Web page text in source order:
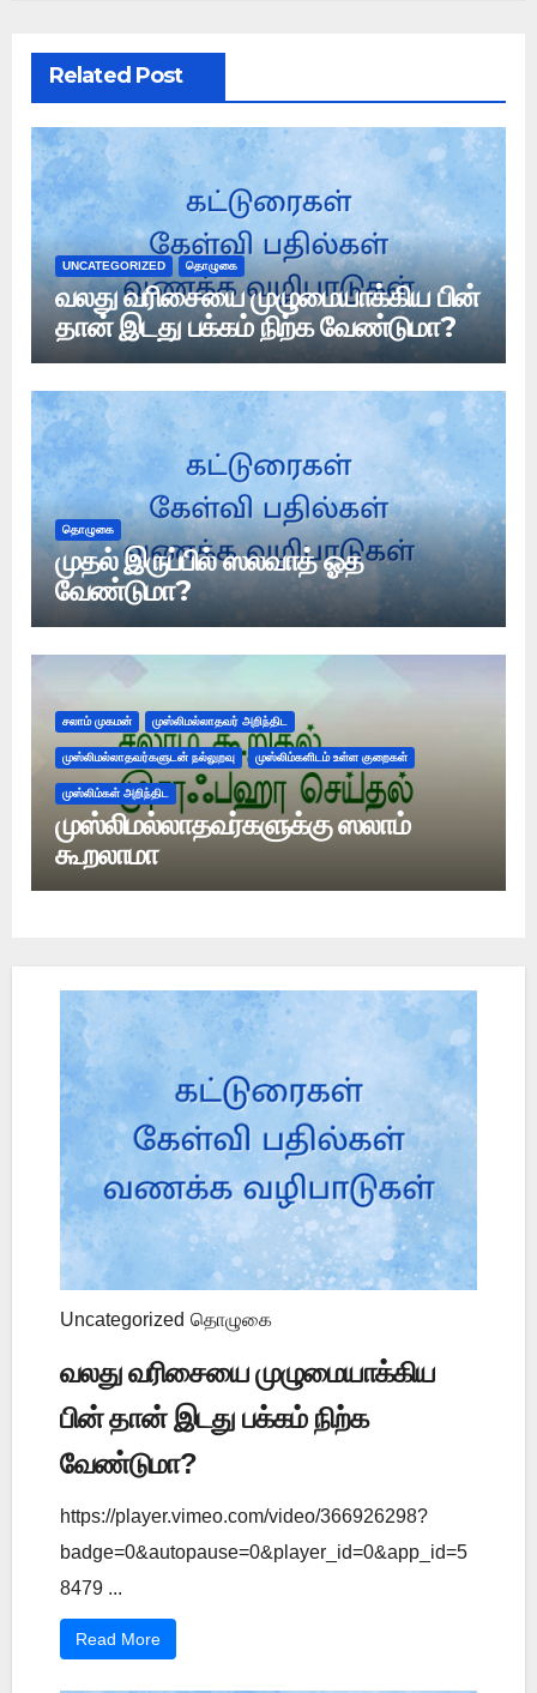
Related Post
UNCATEGORIZED தொழுகை
வலது வரிசையை முழுமையாக்கிய பின்
தான் இடது பக்கம் நிற்க வேண்டுமா?
தொழுகை
முதல் இருப்பில் ஸலவாத் ஓத
வேண்டுமா?
சலாம் முகமன் முஸ்லிமல்லாதவர் அறிந்திட
முஸ்லிமல்லாதவர்களுடன் நல்லுறவு முஸ்லிம்களிடம் உள்ள குறைகள்
முஸ்லிம்கள் அறிந்திட
முஸ்லிமல்லாதவர்களுக்கு ஸலாம்
கூறலாமா
Uncategorized தொழுகை
வலது வரிசையை முழுமையாக்கிய
பின் தான் இடது பக்கம் நிற்க
வேண்டுமா?
https://player.vimeo.com/video/366926298?
badge=0&autopause=0&player_id=0&app_id=5
8479 ...
Read More